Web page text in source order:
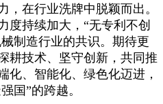
，在行业洗牌中脱颖而出。
度持续加大，“无专利不创
制造行业的共识。期待更
耕技术、坚守创新，共同推
化、智能化、绿色化迈进，
国”的跨越。